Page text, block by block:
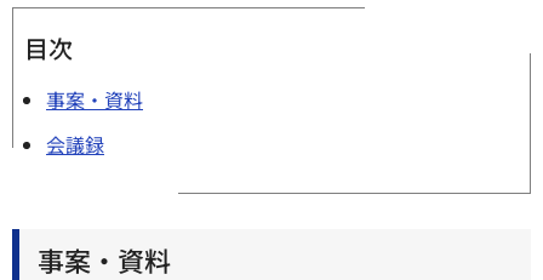
目次
事案・資料
会議録
事案・資料